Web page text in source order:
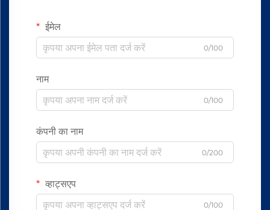
ईमेल
0/100
नाम
0/100
कंपनी का नाम
0/200
व्हाट्सएप
0/100